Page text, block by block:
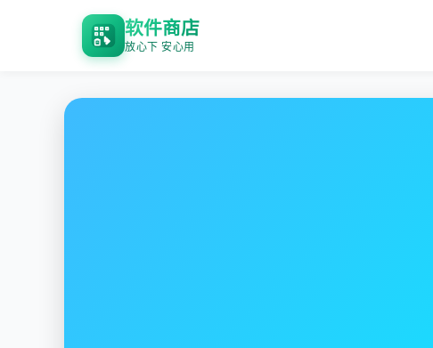
软件商店
放心下 安心用